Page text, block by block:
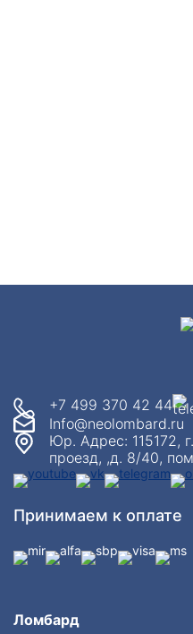
Ломбард
+7 499 370 42 44
Info@neolombard.ru
Юр. Адрес: 115172,
проезд, ,д. 8/40,
Принимаем к оплате